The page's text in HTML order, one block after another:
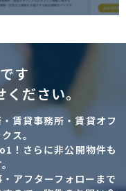
す
ださい。
賃貸事務所・賃貸オフ
ス。
！さらに非公開物件も
アフターフォローまで